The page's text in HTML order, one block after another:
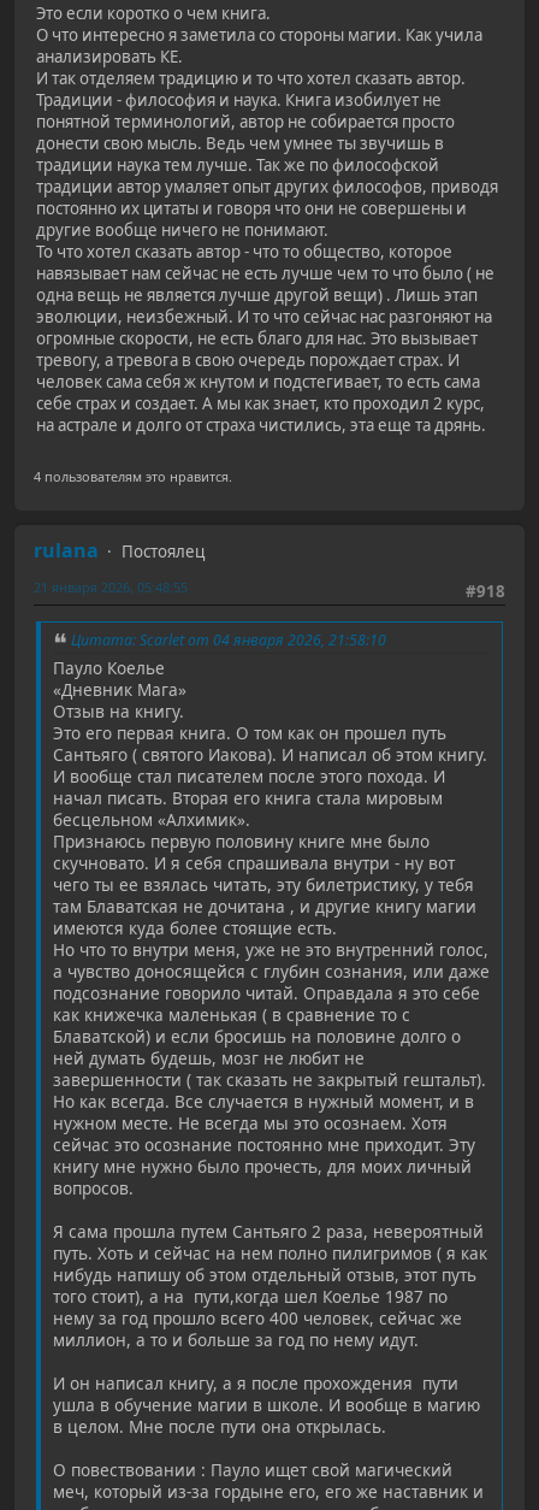
Это если коротко о чем книга.
О что интересно я заметила со стороны магии. Как учила
анализировать КЕ.
И так отделяем традицию и то что хотел сказать автор.
Традиции - философия и наука. Книга изобилует не
понятной терминологий, автор не собирается просто
донести свою мысль. Ведь чем умнее ты звучишь в
традиции наука тем лучше. Так же по философской
традиции автор умаляет опыт других философов, приводя
постоянно их цитаты и говоря что они не совершены и
другие вообще ничего не понимают.
То что хотел сказать автор - что то общество, которое
навязывает нам сейчас не есть лучше чем то что было ( не
одна вещь не является лучше другой вещи) . Лишь этап
эволюции, неизбежный. И то что сейчас нас разгоняют на
огромные скорости, не есть благо для нас. Это вызывает
тревогу, а тревога в свою очередь порождает страх. И
человек сама себя ж кнутом и подстегивает, то есть сама
себе страх и создает. А мы как знает, кто проходил 2 курс,
на астрале и долго от страха чистились, эта еще та дрянь.
4 пользователям это нравится.
rulana
Постоялец
#918
21 января 2026, 05:48:55
Цитата: Scarlet от 04 января 2026, 21:58:10
Пауло Коелье
«Дневник Мага»
Отзыв на книгу.
Это его первая книга. О том как он прошел путь
Сантьяго ( святого Иакова). И написал об этом книгу.
И вообще стал писателем после этого похода. И
начал писать. Вторая его книга стала мировым
бесцельном «Алхимик».
Признаюсь первую половину книге мне было
скучновато. И я себя спрашивала внутри - ну вот
чего ты ее взялась читать, эту билетристику, у тебя
там Блаватская не дочитана , и другие книгу магии
имеются куда более стоящие есть.
Но что то внутри меня, уже не это внутренний голос,
а чувство доносящейся с глубин сознания, или даже
подсознание говорило читай. Оправдала я это себе
как книжечка маленькая ( в сравнение то с
Блаватской) и если бросишь на половине долго о
ней думать будешь, мозг не любит не
завершенности ( так сказать не закрытый гештальт).
Но как всегда. Все случается в нужный момент, и в
нужном месте. Не всегда мы это осознаем. Хотя
сейчас это осознание постоянно мне приходит. Эту
книгу мне нужно было прочесть, для моих личный
вопросов.
Я сама прошла путем Сантьяго 2 раза, невероятный
путь. Хоть и сейчас на нем полно пилигримов ( я как
нибудь напишу об этом отдельный отзыв, этот путь
того стоит), а на пути,когда шел Коелье 1987 по
нему за год прошло всего 400 человек, сейчас же
миллион, а то и больше за год по нему идут.
И он написал книгу, а я после прохождения пути
ушла в обучение магии в школе. И вообще в магию
в целом. Мне после пути она открылась.
О повествовании : Пауло ищет свой магический
меч, который из-за гордыне его, его же наставник и